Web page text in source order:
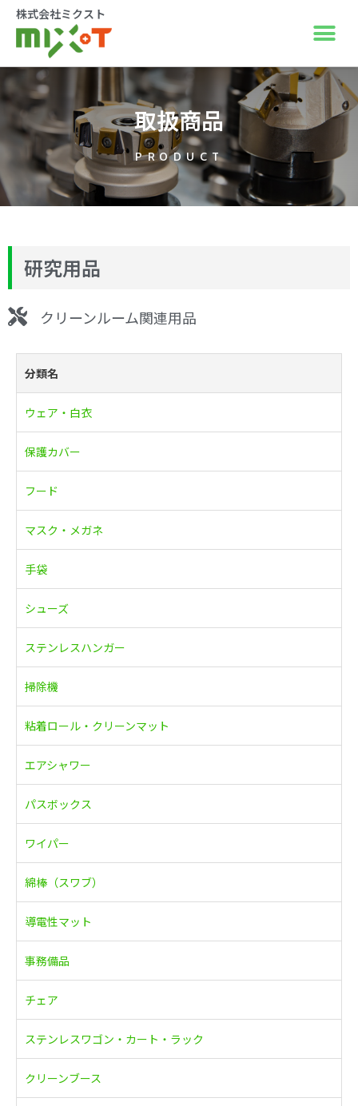
株式会社ミクスト
取扱商品
PRODUCT
研究用品
クリーンルーム関連用品
分類名
ウェア・白衣
保護カバー
フード
マスク・メガネ
手袋
シューズ
ステンレスハンガー
掃除機
粘着ロール・クリーンマット
エアシャワー
パスボックス
ワイパー
綿棒（スワブ）
導電性マット
事務備品
チェア
ステンレスワゴン・カート・ラック
クリーンブース